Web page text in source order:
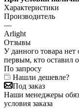
Характеристики
Производитель
—
Arlight
Отзывы
У данного товара нет
первым, кто оставил
По запросу
Нашли дешевле?
Под заказ
Наши менеджеры
условия заказа